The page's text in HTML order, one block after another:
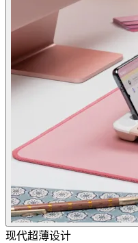
现代超薄设计